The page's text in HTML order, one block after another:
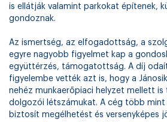
is ellátják valamint parkokat építenek,
gondoznak.
Az ismertség, az elfogadottság, a
egyre nagyobb figyelmet kap a
együttérzés, támogatottság. A díj
figyelembe vették azt is, hogy a
nehéz munkaerőpiaci helyzet mellett
dolgozói létszámukat. A cég több mint
biztosít megélhetést és versenyképes